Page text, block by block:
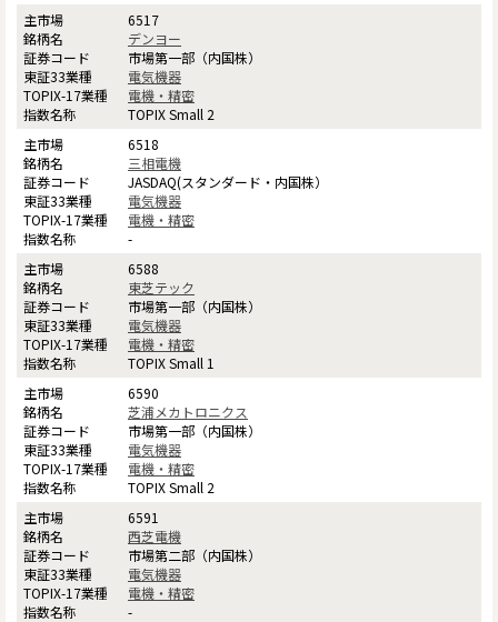
6517
デンヨー
市場第一部（内国株）
電気機器
電機・精密
TOPIX Small 2
6518
三相電機
JASDAQ(スタンダード・内国株）
電気機器
電機・精密
-
6588
東芝テック
市場第一部（内国株）
電気機器
電機・精密
TOPIX Small 1
6590
芝浦メカトロニクス
市場第一部（内国株）
電気機器
電機・精密
TOPIX Small 2
6591
西芝電機
市場第二部（内国株）
電気機器
電機・精密
-